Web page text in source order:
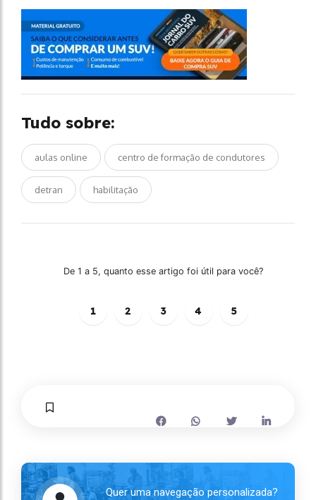
Tudo sobre:
aulas online centro de formação de condutores
detran habilitação
De 1 a 5, quanto esse artigo foi útil para você?
1 2 3 4 5
Quer uma navegação personalizada?